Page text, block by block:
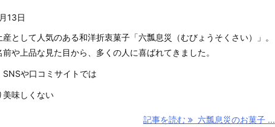
13日
として人気のある和洋折衷菓子「六瓢息災（むびょうそくさい）」。
や上品な見た目から、多くの人に喜ばれてきました。
SNSや口コミサイトでは
美味しくない
記事を読む 六瓢息災のお菓子 ...